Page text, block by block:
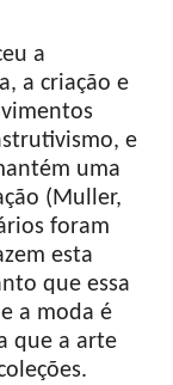
a
a criação e
e
uma
(Muller,
foram
esta
que essa
a moda é
que a arte